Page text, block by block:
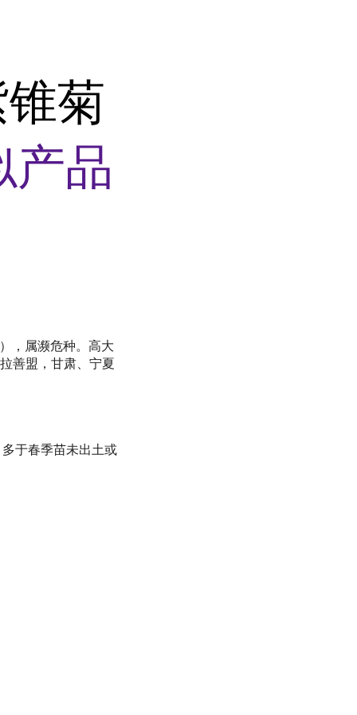
菊
产品
，属濒危种。高大
善盟，甘肃、宁夏
多于春季苗未出土或